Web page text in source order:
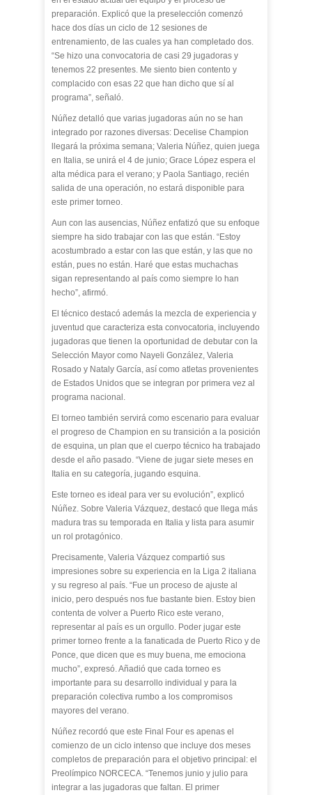
preparación. Explicó que la preselección comenzó
hace dos días un ciclo de 12 sesiones de
entrenamiento, de las cuales ya han completado dos.
“Se hizo una convocatoria de casi 29 jugadoras y
tenemos 22 presentes. Me siento bien contento y
complacido con esas 22 que han dicho que sí al
programa”, señaló.
Núñez detalló que varias jugadoras aún no se han
integrado por razones diversas: Decelise Champion
llegará la próxima semana; Valeria Núñez, quien juega
en Italia, se unirá el 4 de junio; Grace López espera el
alta médica para el verano; y Paola Santiago, recién
salida de una operación, no estará disponible para
este primer torneo.
Aun con las ausencias, Núñez enfatizó que su enfoque
siempre ha sido trabajar con las que están. “Estoy
acostumbrado a estar con las que están, y las que no
están, pues no están. Haré que estas muchachas
sigan representando al país como siempre lo han
hecho”, afirmó.
El técnico destacó además la mezcla de experiencia y
juventud que caracteriza esta convocatoria, incluyendo
jugadoras que tienen la oportunidad de debutar con la
Selección Mayor como Nayeli González, Valeria
Rosado y Nataly García, así como atletas provenientes
de Estados Unidos que se integran por primera vez al
programa nacional.
El torneo también servirá como escenario para evaluar
el progreso de Champion en su transición a la posición
de esquina, un plan que el cuerpo técnico ha trabajado
desde el año pasado. “Viene de jugar siete meses en
Italia en su categoría, jugando esquina.
Este torneo es ideal para ver su evolución”, explicó
Núñez. Sobre Valeria Vázquez, destacó que llega más
madura tras su temporada en Italia y lista para asumir
un rol protagónico.
Precisamente, Valeria Vázquez compartió sus
impresiones sobre su experiencia en la Liga 2 italiana
y su regreso al país. “Fue un proceso de ajuste al
inicio, pero después nos fue bastante bien. Estoy bien
contenta de volver a Puerto Rico este verano,
representar al país es un orgullo. Poder jugar este
primer torneo frente a la fanaticada de Puerto Rico y de
Ponce, que dicen que es muy buena, me emociona
mucho”, expresó. Añadió que cada torneo es
importante para su desarrollo individual y para la
preparación colectiva rumbo a los compromisos
mayores del verano.
Núñez recordó que este Final Four es apenas el
comienzo de un ciclo intenso que incluye dos meses
completos de preparación para el objetivo principal: el
Preolímpico NORCECA. “Tenemos junio y julio para
integrar a las jugadoras que faltan. El primer